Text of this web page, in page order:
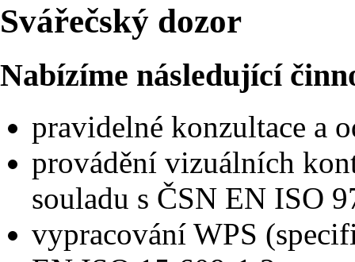
Svářečský dozor
Nabízíme následující
pravidelné konzultace a
provádění vizuálních
souladu s ČSN EN ISO
vypracování WPS